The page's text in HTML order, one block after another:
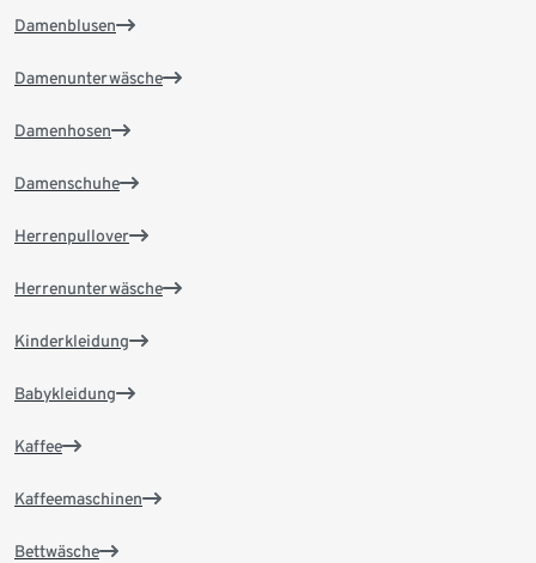
Damenblusen
Damenunterwäsche
Damenhosen
Damenschuhe
Herrenpullover
Herrenunterwäsche
Kinderkleidung
Babykleidung
Kaffee
Kaffeemaschinen
Bettwäsche